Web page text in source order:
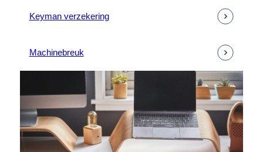
Keyman verzekering
Machinebreuk